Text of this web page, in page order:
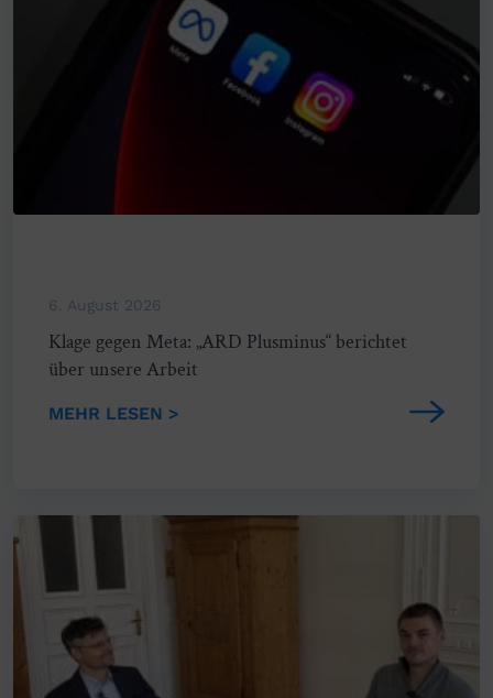
6. August 2026
Klage gegen Meta: „ARD Plusminus“ berichtet
über unsere Arbeit
MEHR LESEN >